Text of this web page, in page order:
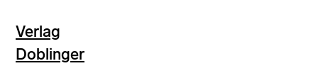
Verlag
Doblinger